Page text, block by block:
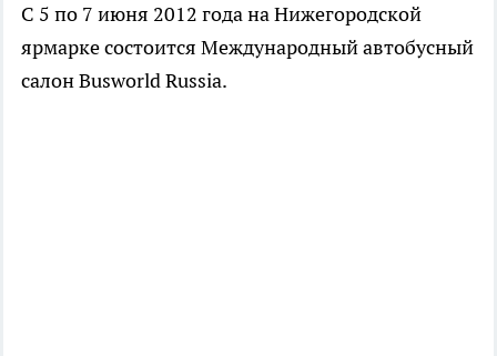
С 5 по 7 июня 2012 года на Нижегородской
ярмарке состоится Международный автобусный
салон Busworld Russia.